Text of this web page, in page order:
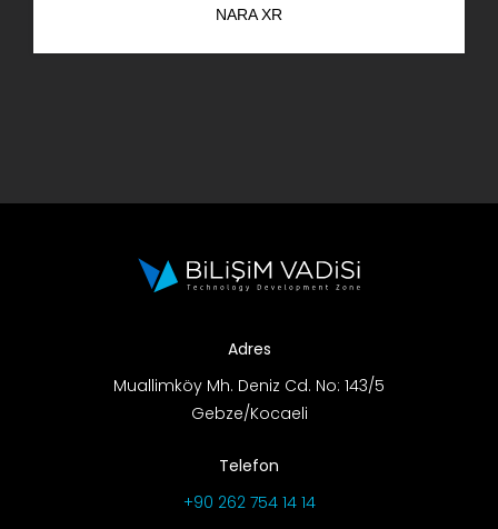
AR-GE Portal
NARA XR
Adres
Muallimköy Mh. Deniz Cd. No: 143/5
Gebze/Kocaeli
Telefon
+90 262 754 14 14